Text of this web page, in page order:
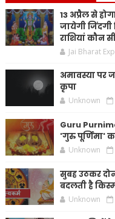
13 अप्रैल से
जायेगी
राशियां कौन
Jai Bharat
अमावस्या पर
कृपा
Unknown
Guru
'गुरु पूर्णिमा'
Unknown
सुबह उठकर
बदलती है
Unknown